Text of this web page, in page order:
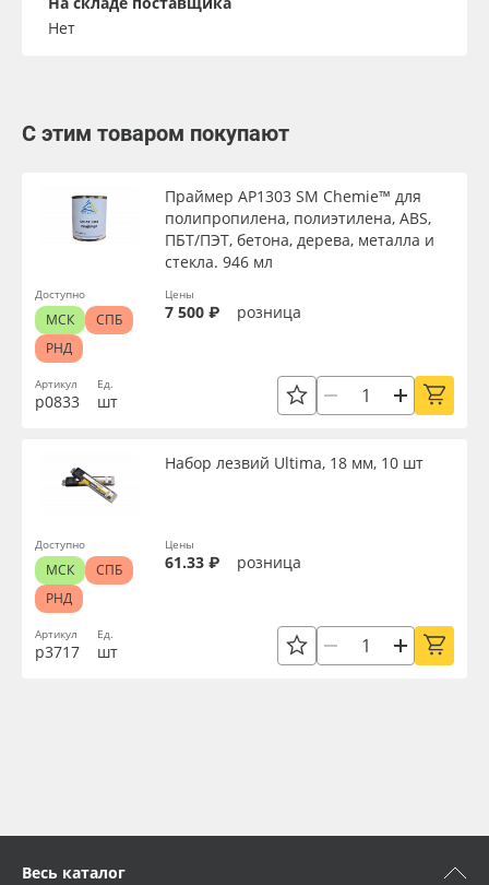
Нет
С этим товаром покупают
Артикул
р0833
Праймер AP1303 SM Chemie™ для
полипропилена, полиэтилена, ABS,
ПБТ/ПЭТ, бетона, дерева, металла и
стекла. 946 мл
Ед.
шт
Цены
7 500 ₽ розница
Доступно
МСК
СПБ
РНД
Артикул
р3717
Набор лезвий Ultima, 18 мм, 10 шт
Ед.
шт
Цены
61.33 ₽ розница
Доступно
МСК
СПБ
РНД
Весь каталог